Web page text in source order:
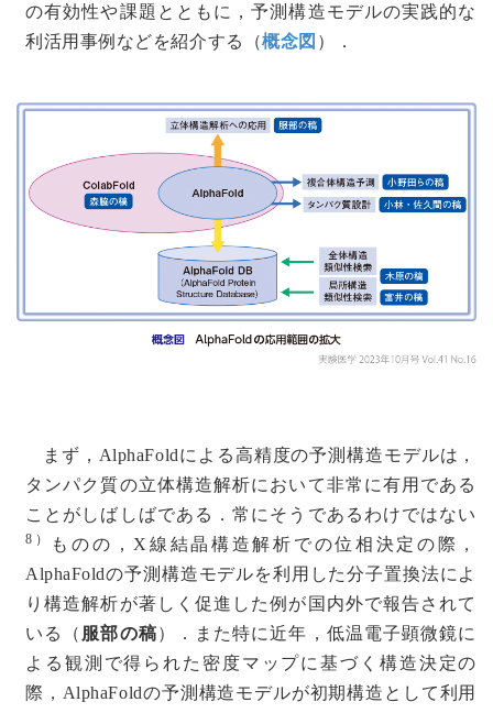
の有効性や課題とともに，予測構造モデルの実践的な
利活用事例などを紹介する（概念図 ）．
まず，AlphaFoldによる高精度の予測構造モデルは，
タンパク質の立体構造解析において非常に有用である
ことがしばしばである．常にそうであるわけではない
8）
ものの，X線結晶構造解析での位相決定の際，
AlphaFoldの予測構造モデルを利用した分子置換法によ
り構造解析が著しく促進した例が国内外で報告されて
いる（ 服部の稿）．また特に近年，低温電子顕微鏡に
よる観測で得られた密度マップに基づく構造決定の
際，AlphaFoldの予測構造モデルが初期構造として利用